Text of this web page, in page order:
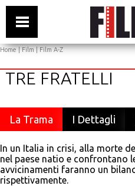
Home|Film|Film A-Z
TRE FRATELLI
La Trama I Dettagli
In un Italia in crisi, alla morte
nel paese natio e confrontano
avvicinamenti faranno un
rispettivamente.